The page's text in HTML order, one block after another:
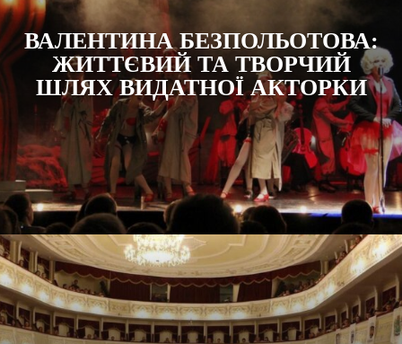
ВАЛЕНТИНА БЕЗПОЛЬОТОВА:
ЖИТТЄВИЙ ТА ТВОРЧИЙ
ШЛЯХ ВИДАТНОЇ АКТОРКИ